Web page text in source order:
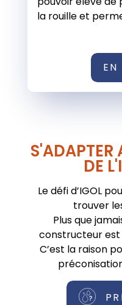
la rouille et
S'ADAPTER
DE
Le défi d’IGOL
trouver
Plus que
constructeur est
C’est la raison